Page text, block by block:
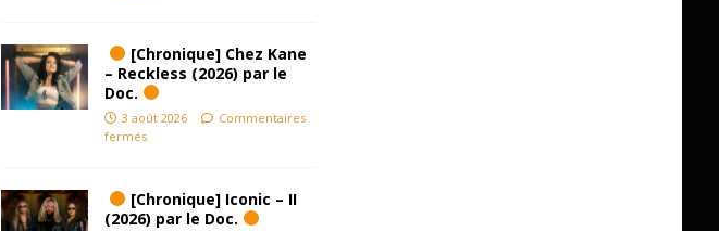
[Chronique] Chez Kane
– Reckless (2026) par le
Doc.
3 août 2026
Commentaires
fermés
[Chronique] Iconic – II
(2026) par le Doc.